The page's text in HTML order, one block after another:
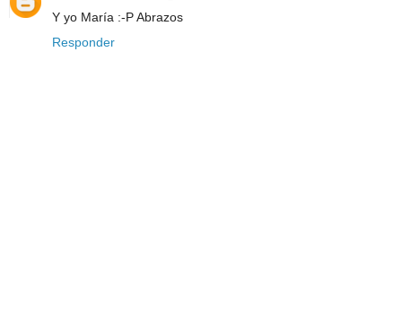
Y yo María :-P Abrazos
Responder